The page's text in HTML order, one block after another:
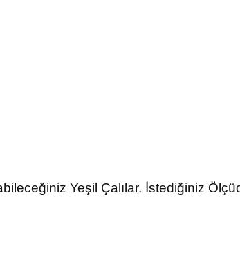
Yeşil Çalılar. İstediğiniz